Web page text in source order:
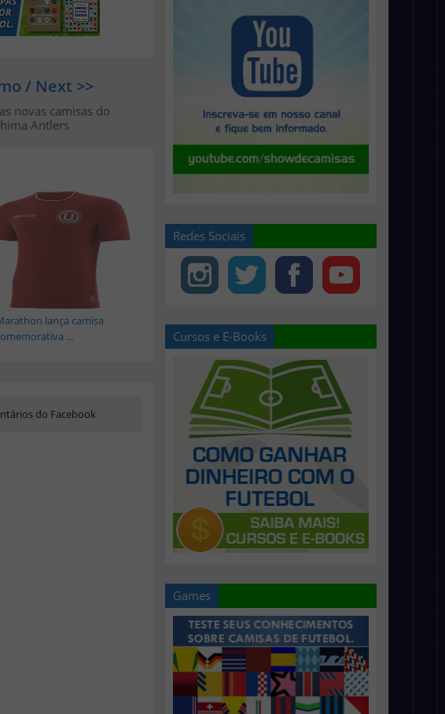
/ Next >>
novas camisas do
Antlers
lança camisa
...
do Facebook
Redes Sociais
Cursos e E-Books
Games